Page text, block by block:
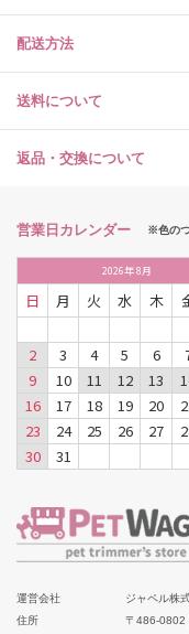
配送方法
送料について
返品・交換について
営業日カレンダー ※色の
2026年8月
日 月 火 水 木
2
3 4 5 6
9
10 11 12 13
16
17 18 19 20
23
24 25 26 27
30
31
運営会社
ジャペル株
住所
〒486-0802